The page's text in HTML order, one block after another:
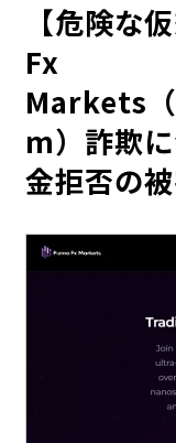
【危険な
Fx
Markets
m）詐欺
金拒否の